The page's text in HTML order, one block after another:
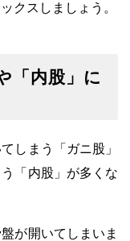
クスしましょう。
「内股」に
しまう「ガニ股」
「内股」が多くな
が開いてしまいま